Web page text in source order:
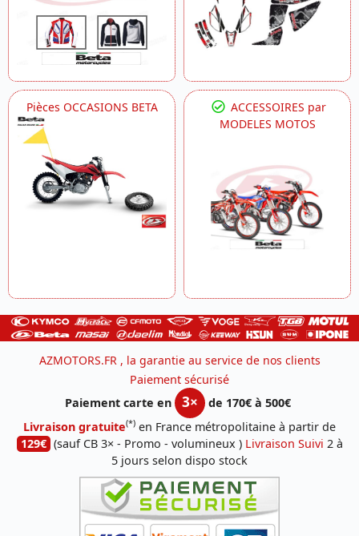
Pièces OCCASIONS BETA
ACCESSOIRES par
MODELES MOTOS
AZMOTORS.FR , la garantie au service de nos clients
Paiement sécurisé
Paiement carte en
3×
de 170€ à 500€
Livraison gratuite(*) en France métropolitaine à partir de
129€ (sauf CB 3× - Promo - volumineux ) Livraison Suivi 2 à
5 jours selon dispo stock